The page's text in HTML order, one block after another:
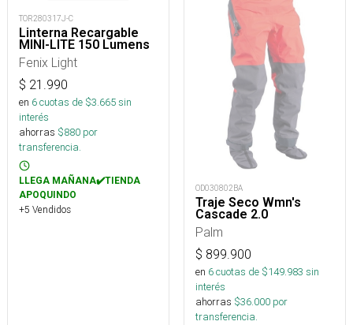
TOR280317J-C
Linterna Recargable
MINI-LITE 150 Lumens
Fenix Light
$ 21.990
en 6cuotas de $3.665sin
interés
ahorras $880 por
transferencia.
LLEGA MAÑANA✔️TIENDA
APOQUINDO
+5 Vendidos
OD030802BA
Traje Seco Wmn's
Cascade 2.0
Palm
$ 899.900
en 6cuotas de $149.983 sin
interés
ahorras $36.000 por
transferencia.